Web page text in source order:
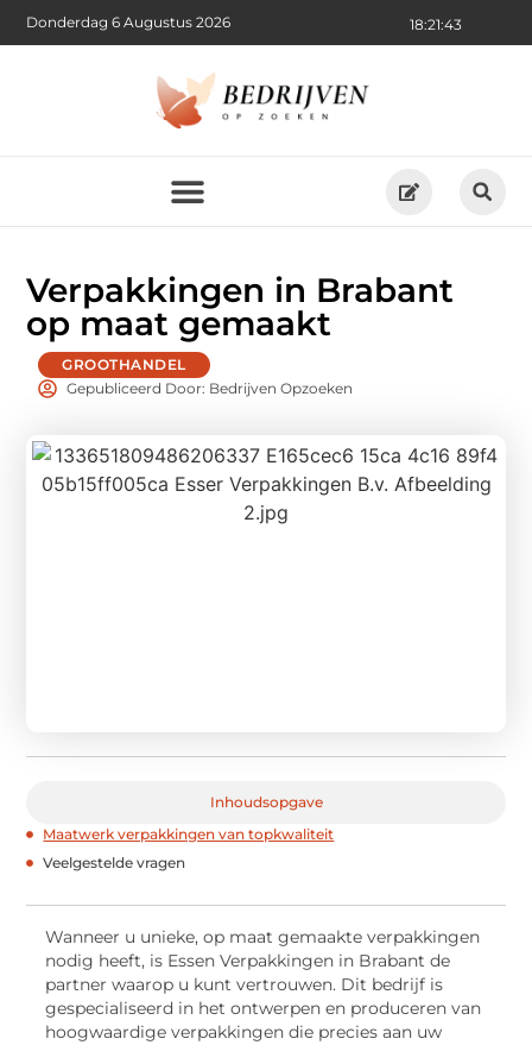
18:21:44
Donderdag 6 Augustus 2026
Verpakkingen in Brabant
op maat gemaakt
GROOTHANDEL
Gepubliceerd Door: Bedrijven Opzoeken
Inhoudsopgave
Maatwerk verpakkingen van topkwaliteit
Veelgestelde vragen
Wanneer u unieke, op maat gemaakte verpakkingen
nodig heeft, is Essen Verpakkingen in Brabant de
partner waarop u kunt vertrouwen. Dit bedrijf is
gespecialiseerd in het ontwerpen en produceren van
hoogwaardige verpakkingen die precies aan uw